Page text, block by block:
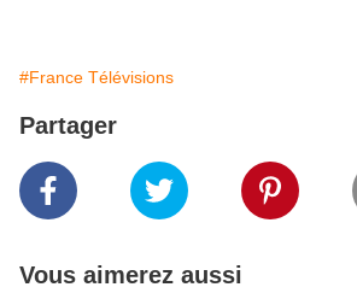
#France Télévisions
Partager
Vous aimerez aussi